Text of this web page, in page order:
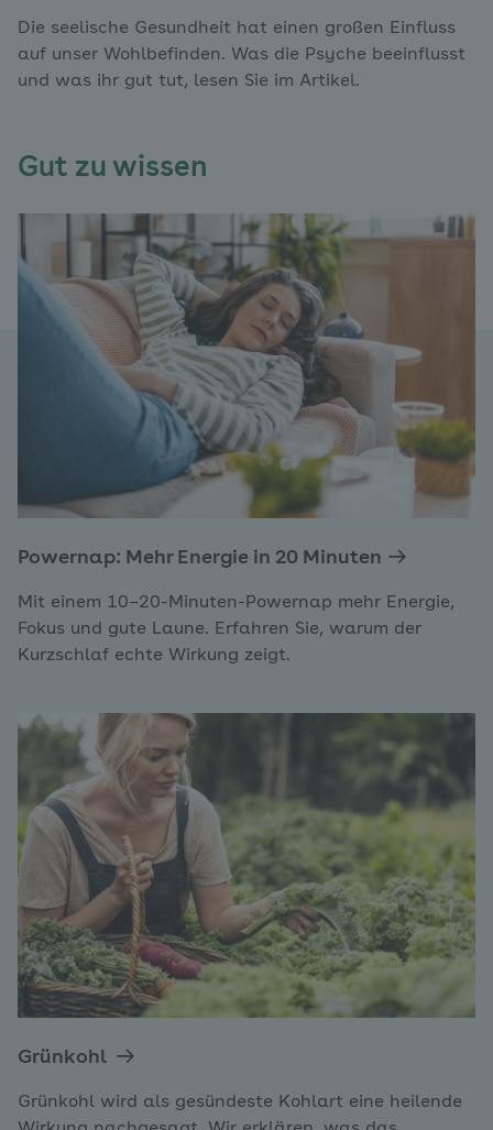
Die seelische Gesundheit hat einen großen Einfluss
auf unser Wohlbefinden. Was die Psyche beeinflusst
und was ihr gut tut, lesen Sie im Artikel.
Gut zu wissen
Powernap: Mehr Energie in 20 Minuten
Mit einem 10–20-Minuten-Powernap mehr Energie,
Fokus und gute Laune. Erfahren Sie, warum der
Kurzschlaf echte Wirkung zeigt.
Grünkohl
Grünkohl wird als gesündeste Kohlart eine heilende